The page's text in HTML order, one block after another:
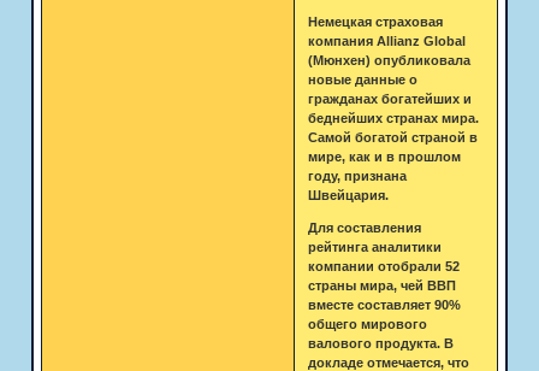
Немецкая страховая
компания Allianz Global
(Мюнхен) опубликовала
новые данные о
гражданах богатейших и
беднейших странах мира.
Самой богатой страной в
мире, как и в прошлом
году, признана
Швейцария.
Для составления
рейтинга аналитики
компании отобрали 52
страны мира, чей ВВП
вместе составляет 90%
общего мирового
валового продукта. В
докладе отмечается, что